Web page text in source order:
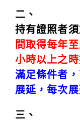
二、
持有證照者
間取得每年
小時以上之
滿足條件者
展延，每次
三、